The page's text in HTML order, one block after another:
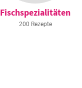
Fischspezialitäten
200 Rezepte